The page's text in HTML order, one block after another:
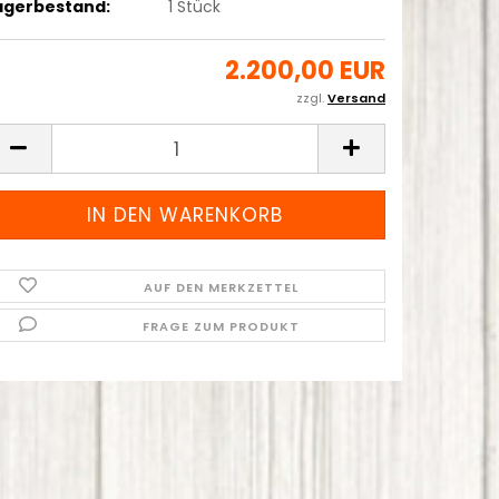
1 Stück
2.200,00 EUR
zzgl.Versand
AUF DEN MERKZETTEL
FRAGE ZUM PRODUKT